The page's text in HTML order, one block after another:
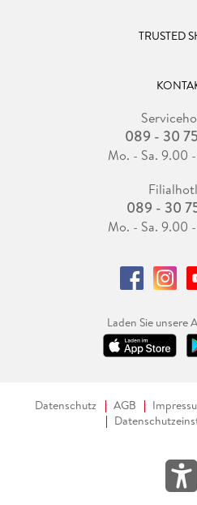
TRUSTED
089 - 30
Mo. - Sa. 9.00
089 - 30
Mo. - Sa. 9.00
Laden Sie unsere
Datenschutz AGB